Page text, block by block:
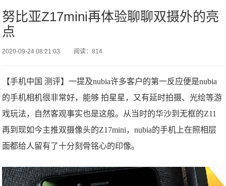
努比亚Z17mini再体验聊聊双摄外的亮
点
2020-09-24 08:21:03 阅读：814
【手机中国 测评】一提及nubia许多客户的第一反应便是nubia
的手机相机很非常好，能够 拍星星，又有延时拍摄、光绘等游
戏玩法，自然客观事实也是这般。从当时的华沙到无框的Z11
再到现如今主推双摄像头的Z17mini，nubia的手机上在照相层
面都给人留有了十分刻骨铭心的印像。